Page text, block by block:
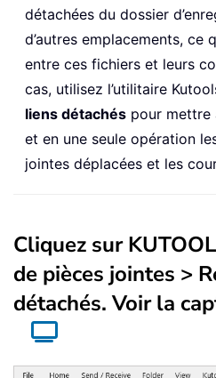
détachées du dossier
d’autres emplacements, ce
entre ces fichiers et leurs
cas, utilisez l’utilitaire
liens détachés pour mettre
et en une seule opération
jointes déplacées et les
Cliquez sur
de pièces jointes >
détachés. Voir la